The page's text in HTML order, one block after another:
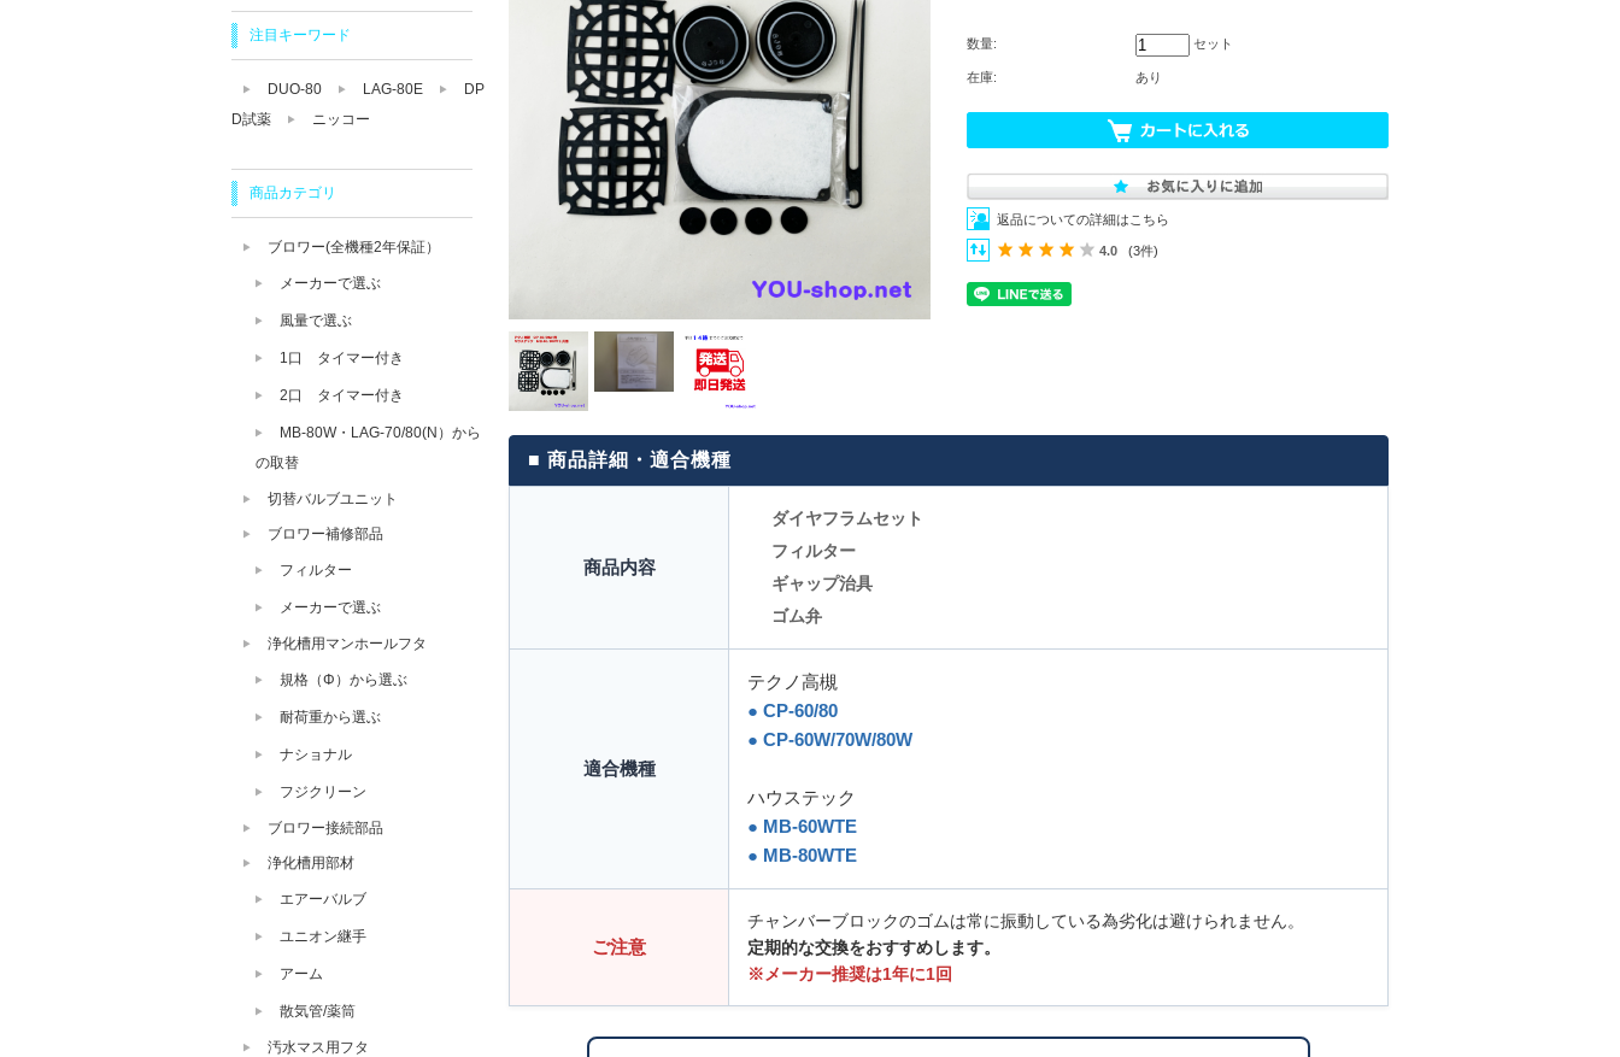
数量: セット
在庫: あり
返品についての詳細はこちら
4.0 (3件)
■ 商品詳細・適合機種
商品内容
ダイヤフラムセット
フィルター
ギャップ治具
ゴム弁
適合機種
テクノ高槻
● CP-60/80
● CP-60W/70W/80W
ハウステック
● MB-60WTE
● MB-80WTE
ご注意
チャンバーブロックのゴムは常に振動している為劣化は避けられません。
定期的な交換をおすすめします。
※メーカー推奨は1年に1回
注目キーワード
DUO-80 LAG-80E
DP
D試薬
ニッコー
商品カテゴリ
ブロワー(全機種2年保証）
メーカーで選ぶ
風量で選ぶ
1口 タイマー付き
2口 タイマー付き
MB-80W・LAG-70/80(N）から
の取替
切替バルブユニット
ブロワー補修部品
フィルター
メーカーで選ぶ
浄化槽用マンホールフタ
規格（Φ）から選ぶ
耐荷重から選ぶ
ナショナル
フジクリーン
ブロワー接続部品
浄化槽用部材
エアーバルブ
ユニオン継手
アーム
散気管/薬筒
汚水マス用フタ